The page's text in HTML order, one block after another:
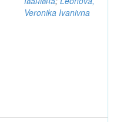
Veronika Ivanivna